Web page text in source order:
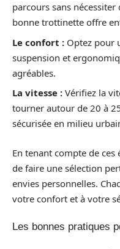
parcours sans
bonne trottinette offre
Le confort : Optez pour
suspension et
agréables.
La vitesse : Vérifiez la
tourner autour de 20 à
sécurisée en milieu
En tenant compte de
de faire une sélection
envies personnelles.
votre confort et à votre
Les bonnes pratiques